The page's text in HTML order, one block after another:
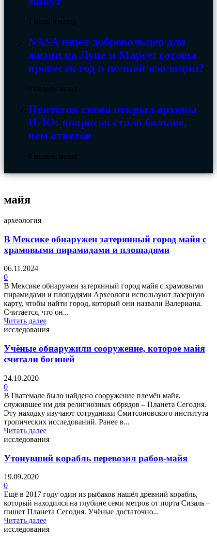
1 неделя назад
NASA ищет добровольцев для
жизни на Луне и Марсе: готовы
провести год в полной изоляции?
3 недели назад
Пентагон снова открыл архивы
НЛО: вопросов стало больше,
чем ответов
4 недели назад
майя
археология
В Мексике обнаружен затерянный город майя с
храмовыми пирамидами и площадями
06.11.2024
0
В Мексике обнаружен затерянный город майя с храмовыми
пирамидами и площадями Археологи используют лазерную
карту, чтобы найти город, который они назвали Валериана.
Считается, что он...
Читать далее
исследования
Учёные обнаружили сооружение, которое майя
считали богиней
24.10.2020
0
В Гватемале было найдено сооружение племён майя,
служившее им для религиозных обрядов – Планета Сегодня.
Эту находку изучают сотрудники Смитсоновского института
тропических исследований. Ранее в...
Читать далее
исследования
Утонувший корабль перевозил рабов-майя
19.09.2020
0
Ещё в 2017 году один из рыбаков нашёл древний корабль,
который находился на глубине семи метров от порта Сизаль –
пишет Планета Сегодня. Учёные достаточно...
Читать далее
исследования